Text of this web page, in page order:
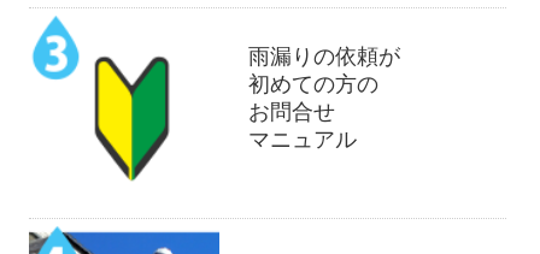
雨漏りの依頼が
初めての方の
お問合せ
マニュアル